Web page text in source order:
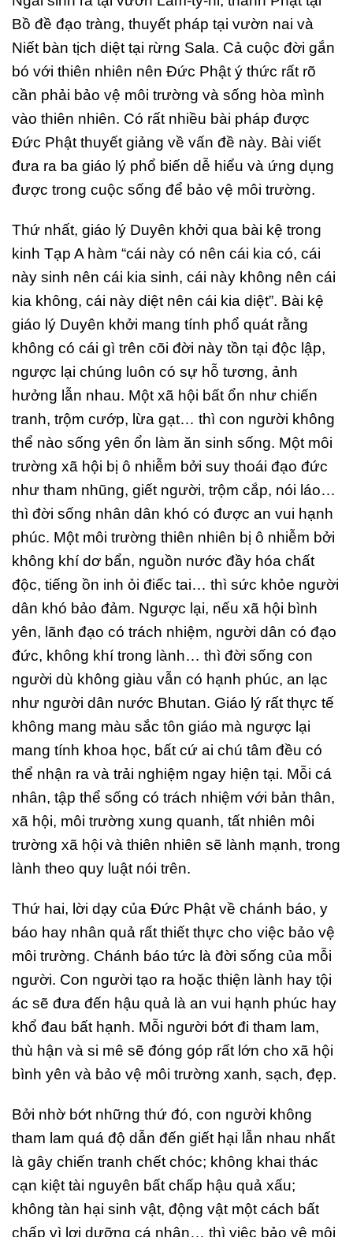
Bồ đề đạo tràng, thuyết pháp tại vườn nai và
Niết bàn tịch diệt tại rừng Sala. Cả cuộc đời gắn
bó với thiên nhiên nên Đức Phật ý thức rất rõ
cần phải bảo vệ môi trường và sống hòa mình
vào thiên nhiên. Có rất nhiều bài pháp được
Đức Phật thuyết giảng về vấn đề này. Bài viết
đưa ra ba giáo lý phổ biến dễ hiểu và ứng dụng
được trong cuộc sống để bảo vệ môi trường.
Thứ nhất, giáo lý Duyên khởi qua bài kệ trong
kinh Tạp A hàm “cái này có nên cái kia có, cái
này sinh nên cái kia sinh, cái này không nên cái
kia không, cái này diệt nên cái kia diệt”. Bài kệ
giáo lý Duyên khởi mang tính phổ quát rằng
không có cái gì trên cõi đời này tồn tại độc lập,
ngược lại chúng luôn có sự hỗ tương, ảnh
hưởng lẫn nhau. Một xã hội bất ổn như chiến
tranh, trộm cướp, lừa gạt… thì con người không
thể nào sống yên ổn làm ăn sinh sống. Một môi
trường xã hội bị ô nhiễm bởi suy thoái đạo đức
như tham nhũng, giết người, trộm cắp, nói láo…
thì đời sống nhân dân khó có được an vui hạnh
phúc. Một môi trường thiên nhiên bị ô nhiễm bởi
không khí dơ bẩn, nguồn nước đầy hóa chất
độc, tiếng ồn inh ỏi điếc tai… thì sức khỏe người
dân khó bảo đảm. Ngược lại, nếu xã hội bình
yên, lãnh đạo có trách nhiệm, người dân có đạo
đức, không khí trong lành… thì đời sống con
người dù không giàu vẫn có hạnh phúc, an lạc
như người dân nước Bhutan. Giáo lý rất thực tế
không mang màu sắc tôn giáo mà ngược lại
mang tính khoa học, bất cứ ai chú tâm đều có
thể nhận ra và trải nghiệm ngay hiện tại. Mỗi cá
nhân, tập thể sống có trách nhiệm với bản thân,
xã hội, môi trường xung quanh, tất nhiên môi
trường xã hội và thiên nhiên sẽ lành mạnh, trong
lành theo quy luật nói trên.
Thứ hai, lời dạy của Đức Phật về chánh báo, y
báo hay nhân quả rất thiết thực cho việc bảo vệ
môi trường. Chánh báo tức là đời sống của mỗi
người. Con người tạo ra hoặc thiện lành hay tội
ác sẽ đưa đến hậu quả là an vui hạnh phúc hay
khổ đau bất hạnh. Mỗi người bớt đi tham lam,
thù hận và si mê sẽ đóng góp rất lớn cho xã hội
bình yên và bảo vệ môi trường xanh, sạch, đẹp.
Bởi nhờ bớt những thứ đó, con người không
tham lam quá độ dẫn đến giết hại lẫn nhau nhất
là gây chiến tranh chết chóc; không khai thác
cạn kiệt tài nguyên bất chấp hậu quả xấu;
không tàn hại sinh vật, động vật một cách bất
chấp vì lợi dưỡng cá nhân… thì việc bảo vệ môi